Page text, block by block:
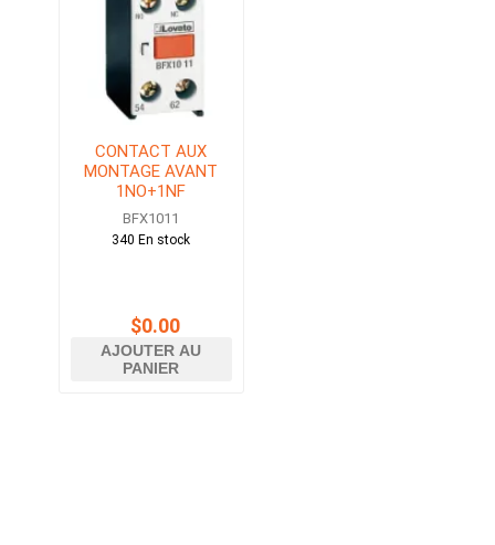
CONTACT AUX
MONTAGE AVANT
1NO+1NF
BFX1011
340 En stock
$0.00
AJOUTER AU
PANIER